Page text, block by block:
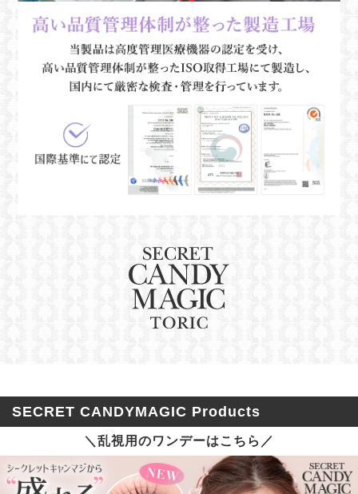
SECRET CANDYMAGIC Products
＼乱視用のワンデーはこちら／